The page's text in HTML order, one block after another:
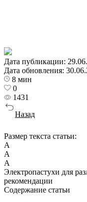
Дата публикации:
Дата обновления:
8 мин
0
1431
Назад
Размер текста статьи:
А
А
А
Электропастухи для
рекомендации
Содержание статьи